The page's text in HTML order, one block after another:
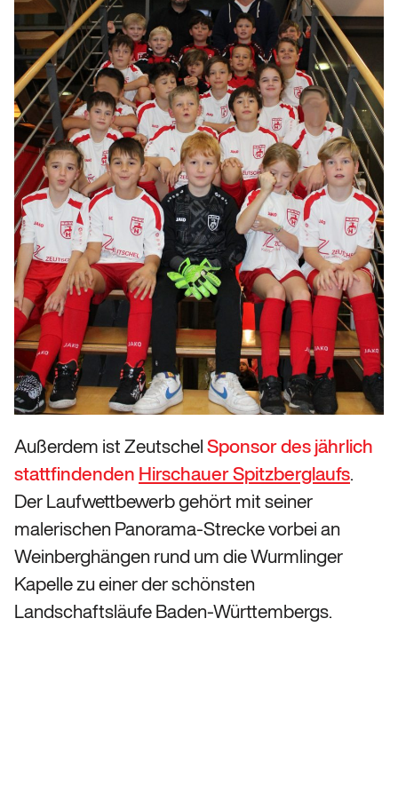
Außerdem ist ZeutschelSponsor des jährlich
stattfindenden Hirschauer Spitzberglaufs.
Der Laufwettbewerb gehört mit seiner
malerischen Panorama-Strecke vorbei an
Weinberghängen rund um die Wurmlinger
Kapelle zu einer der schönsten
Landschaftsläufe Baden-Württembergs.